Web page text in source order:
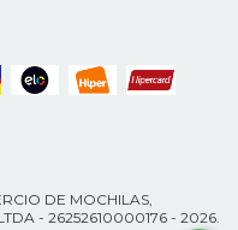
DE MOCHILAS,
- 26252610000176 - 2026.